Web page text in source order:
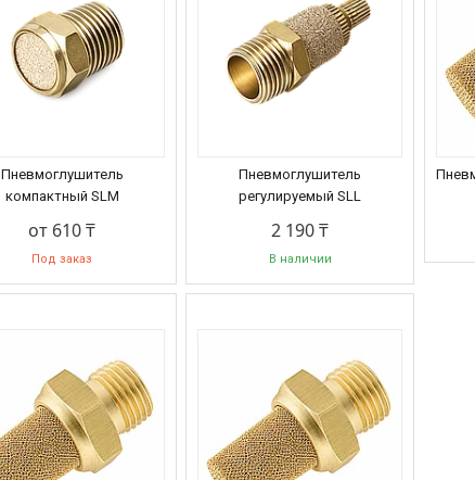
Пневмоглушитель
компактный SLM
от 610 ₸
Под заказ
Пневмоглушитель
регулируемый SLL
2 190 ₸
В наличии